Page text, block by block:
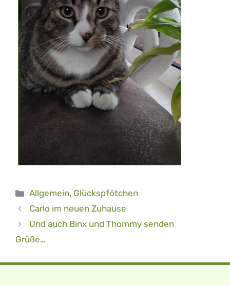
Kategorien
Allgemein, Glückspfötchen
Carlo im neuen Zuhause
Und auch Binx und Thommy senden
Grüße…